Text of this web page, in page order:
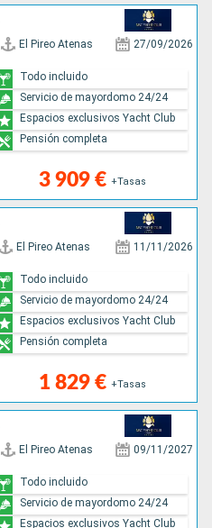
El Pireo Atenas 27/09/2026
3 909 € +Tasas
Todo incluido
Servicio de mayordomo 24/24
Espacios exclusivos Yacht Club
Pensión completa
El Pireo Atenas 11/11/2026
1 829 € +Tasas
Todo incluido
Servicio de mayordomo 24/24
Espacios exclusivos Yacht Club
Pensión completa
El Pireo Atenas 09/11/2027
Todo incluido
Servicio de mayordomo 24/24
Espacios exclusivos Yacht Club